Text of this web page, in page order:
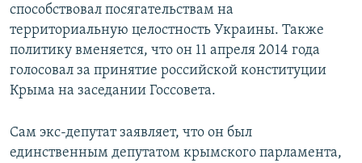
способствовал посягательствам на
территориальную целостность Украины. Также
политику вменяется, что он 11 апреля 2014 года
голосовал за принятие российской конституции
Крыма на заседании Госсовета.
Сам экс-депутат заявляет, что он был
единственным депутатом крымского парламента,